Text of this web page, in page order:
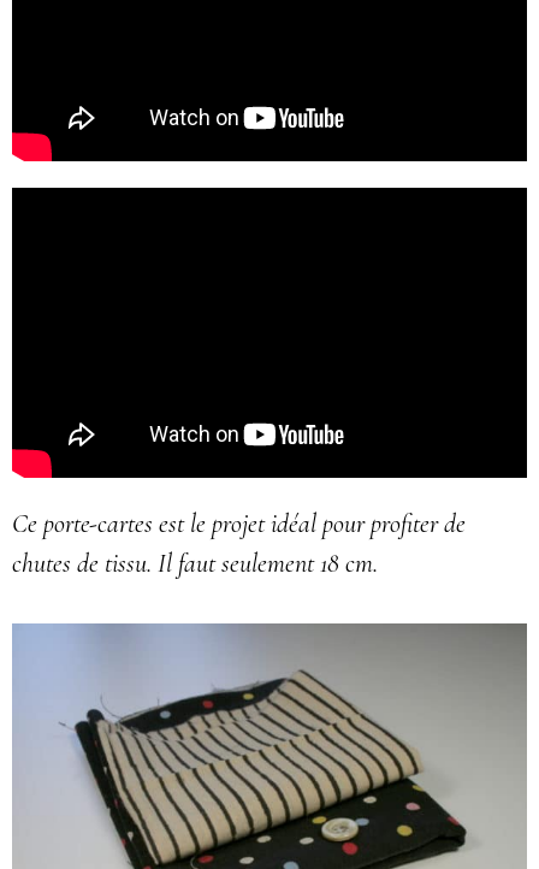
Ce porte-cartes est le projet idéal pour profiter de
chutes de tissu. Il faut seulement 18 cm.